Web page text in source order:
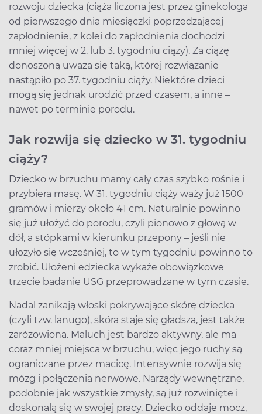
rozwoju dziecka (ciąża liczona jest przez ginekologa
od pierwszego dnia miesiączki poprzedzającej
zapłodnienie, z kolei do zapłodnienia dochodzi
mniej więcej w 2. lub 3. tygodniu ciąży). Za ciążę
donoszoną uważa się taką, której rozwiązanie
nastąpiło po 37. tygodniu ciąży. Niektóre dzieci
mogą się jednak urodzić przed czasem, a inne –
nawet po terminie porodu.
Jak rozwija się dziecko w 31. tygodniu
ciąży?
Dziecko w brzuchu mamy cały czas szybko rośnie i
przybiera masę. W 31. tygodniu ciąży waży już 1500
gramów i mierzy około 41 cm. Naturalnie powinno
się już ułożyć do porodu, czyli pionowo z głową w
dół, a stópkami w kierunku przepony – jeśli nie
ułożyło się wcześniej, to w tym tygodniu powinno to
zrobić. Ułożeni edziecka wykaże obowiązkowe
trzecie badanie USG przeprowadzane w tym czasie.
Nadal zanikają włoski pokrywające skórę dziecka
(czyli tzw. lanugo), skóra staje się gładsza, jest także
zaróżowiona. Maluch jest bardzo aktywny, ale ma
coraz mniej miejsca w brzuchu, więc jego ruchy są
ograniczane przez macicę. Intensywnie rozwija się
mózg i połączenia nerwowe. Narządy wewnętrzne,
podobnie jak wszystkie zmysły, są już rozwinięte i
doskonalą się w swojej pracy. Dziecko oddaje mocz,